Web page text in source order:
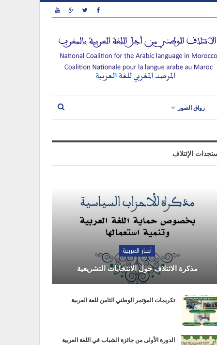
رواق الصور
الإئتلاف
أخبار العربية
مذكرة الائتلاف حول الانتخابات التشريعية
تكريمات المؤتمر الوطني الثامن للغة العربية
الدورة الأولى من جائزة الشباب في اللغة العربية